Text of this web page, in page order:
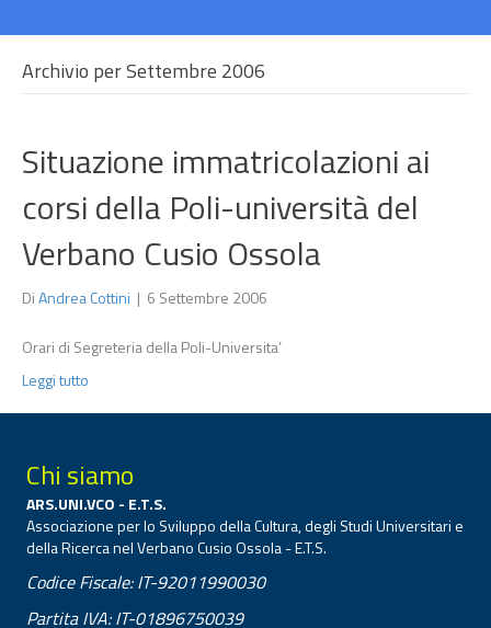
Archivio per Settembre 2006
Situazione immatricolazioni ai
corsi della Poli-università del
Verbano Cusio Ossola
DiAndrea Cottini | 6 Settembre 2006
Orari di Segreteria della Poli-Universita’
Leggi tutto
Chi siamo
ARS.UNI.VCO - E.T.S.
Associazione per lo Sviluppo della Cultura, degli Studi Universitari e
della Ricerca nel Verbano Cusio Ossola - E.T.S.
Codice Fiscale: IT-92011990030
Partita IVA: IT-01896750039